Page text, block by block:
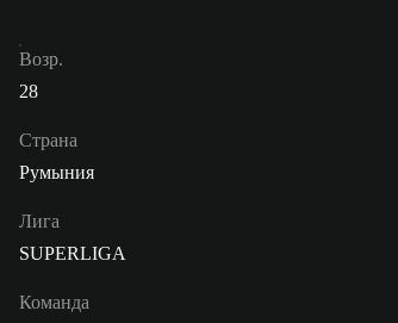
Возр.
28
Страна
Румыния
Лига
SUPERLIGA
Команда